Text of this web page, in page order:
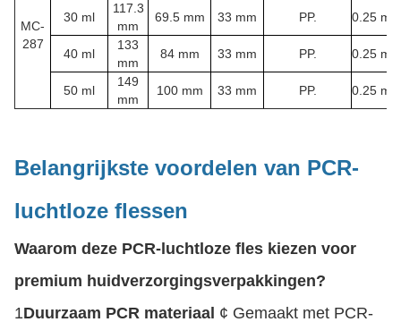
MC-
287
30 ml
117.3
mm
69.5 mm 33 mm PP. 0.25 ml
40 ml
133
mm
84 mm 33 mm PP. 0.25 ml
50 ml
149
mm
100 mm 33 mm PP. 0.25 ml
Belangrijkste voordelen van PCR-
luchtloze flessen
Waarom deze PCR-luchtloze fles kiezen voor
premium huidverzorgingsverpakkingen?
1Duurzaam PCR materiaal ¢ Gemaakt met PCR-